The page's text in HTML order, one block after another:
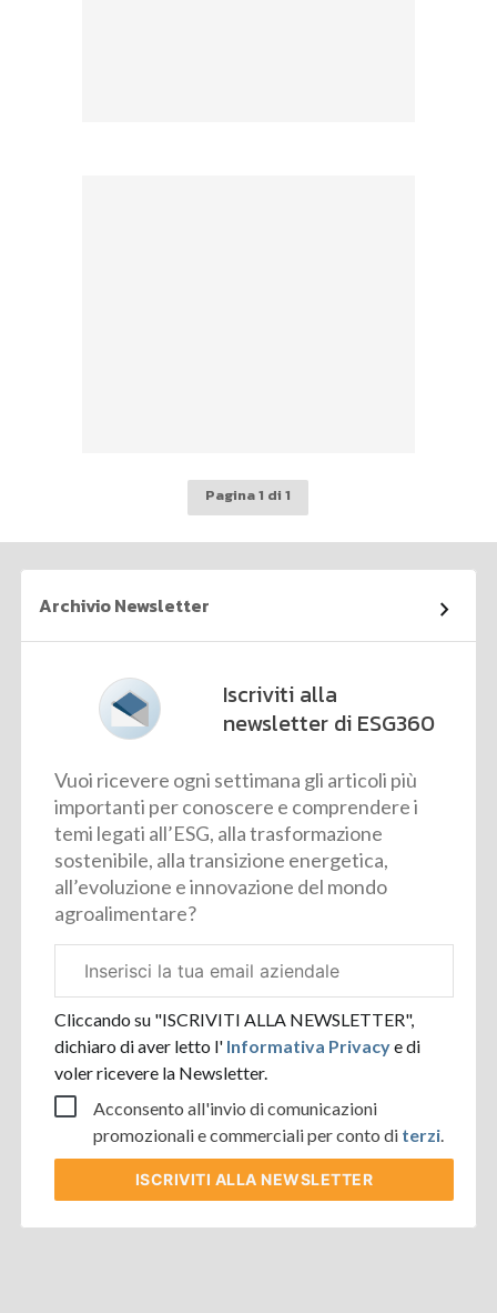
Pagina 1 di 1
Archivio Newsletter
Iscriviti alla
newsletter di ESG360
Vuoi ricevere ogni settimana gli articoli più
importanti per conoscere e comprendere i
temi legati all’ESG, alla trasformazione
sostenibile, alla transizione energetica,
all’evoluzione e innovazione del mondo
agroalimentare?
aziendale
Cliccando su "ISCRIVITI ALLA NEWSLETTER",
dichiaro di aver letto l' Informativa Privacye di
voler ricevere la Newsletter.
Acconsento all'invio di comunicazioni
promozionali e commerciali per conto di terzi.
ISCRIVITI ALLA NEWSLETTER